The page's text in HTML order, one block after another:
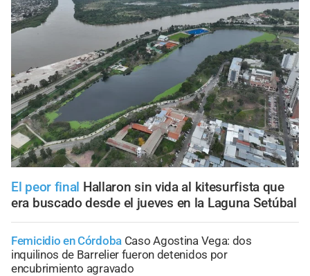
El peor final Hallaron sin vida al kitesurfista que
era buscado desde el jueves en la Laguna Setúbal
Femicidio en Córdoba Caso Agostina Vega: dos
inquilinos de Barrelier fueron detenidos por
encubrimiento agravado